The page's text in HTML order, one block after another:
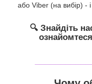
або Viber (на вибір) -
🔍 Знайдіть
ознайомтеся